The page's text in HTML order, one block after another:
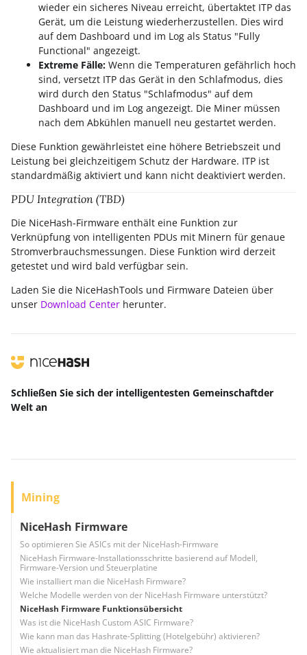
wieder ein sicheres Niveau erreicht, übertaktet ITP das
Gerät, um die Leistung wiederherzustellen. Dies wird
auf dem Dashboard und im Log als Status "Fully
Functional" angezeigt.
Extreme Fälle: Wenn die Temperaturen gefährlich hoch
sind, versetzt ITP das Gerät in den Schlafmodus, dies
wird durch den Status "Schlafmodus" auf dem
Dashboard und im Log angezeigt. Die Miner müssen
nach dem Abkühlen manuell neu gestartet werden.
Diese Funktion gewährleistet eine höhere Betriebszeit und
Leistung bei gleichzeitigem Schutz der Hardware. ITP ist
standardmäßig aktiviert und kann nicht deaktiviert werden.
PDU Integration (TBD)
Die NiceHash-Firmware enthält eine Funktion zur
Verknüpfung von intelligenten PDUs mit Minern für genaue
Stromverbrauchsmessungen. Diese Funktion wird derzeit
getestet und wird bald verfügbar sein.
Laden Sie die NiceHashTools und Firmware Dateien über
unser Download Center herunter.
Schließen Sie sich der intelligentesten Gemeinschaftder
Welt an
Mining
NiceHash Firmware
So optimieren Sie ASICs mit der NiceHash-Firmware
NiceHash Firmware-Installationsschritte basierend auf Modell,
Firmware-Version und Steuerplatine
Wie installiert man die NiceHash Firmware?
Welche Modelle werden von der NiceHash Firmware unterstützt?
NiceHash Firmware Funktionsübersicht
Was ist die NiceHash Custom ASIC Firmware?
Wie kann man das Hashrate-Splitting (Hotelgebühr) aktivieren?
Wie aktualisiert man die NiceHash Firmware?